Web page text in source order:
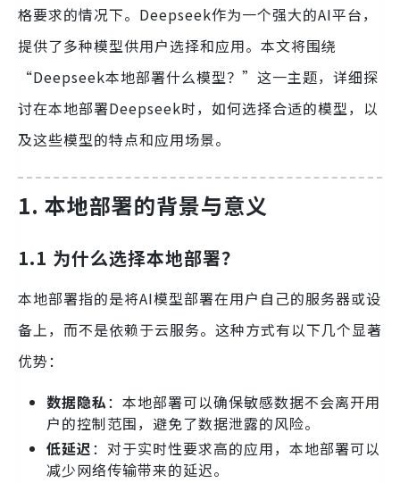
格要求的情况下。Deepseek作为一个强大的AI平台，
提供了多种模型供用户选择和应用。本文将围绕
“Deepseek本地部署什么模型？”这一主题，详细探
讨在本地部署Deepseek时，如何选择合适的模型，以
及这些模型的特点和应用场景。
1. 本地部署的背景与意义
1.1 为什么选择本地部署？
本地部署指的是将AI模型部署在用户自己的服务器或设
备上，而不是依赖于云服务。这种方式有以下几个显著
优势：
数据隐私：本地部署可以确保敏感数据不会离开用
户的控制范围，避免了数据泄露的风险。
低延迟：对于实时性要求高的应用，本地部署可以
减少网络传输带来的延迟。